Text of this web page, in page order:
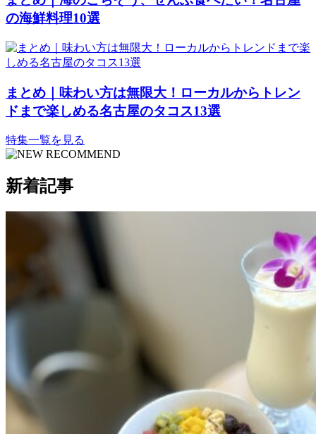
の海鮮料理10選
まとめ｜味わい方は無限大！ローカルからトレン
ドまで楽しめる名古屋のタコス13選
特集一覧を見る
RECOMMEND
新着記事